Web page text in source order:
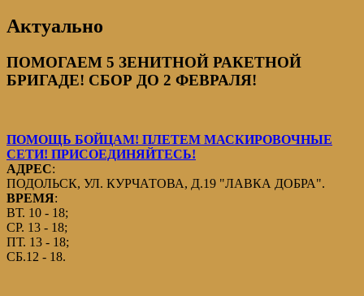
Актуально
ПОМОГАЕМ 5 ЗЕНИТНОЙ РАКЕТНОЙ
БРИГАДЕ! СБОР ДО 2 ФЕВРАЛЯ!
ПОМОЩЬ БОЙЦАМ! ПЛЕТЕМ МАСКИРОВОЧНЫЕ
СЕТИ! ПРИСОЕДИНЯЙТЕСЬ!
АДРЕС:
ПОДОЛЬСК, УЛ. КУРЧАТОВА, Д.19 "ЛАВКА ДОБРА".
ВРЕМЯ:
ВТ. 10 - 18;
СР. 13 - 18;
ПТ. 13 - 18;
СБ.12 - 18.